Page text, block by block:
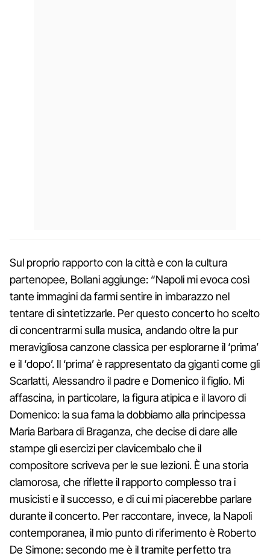
Sul proprio rapporto con la città e con la cultura
partenopee, Bollani aggiunge: “Napoli mi evoca così
tante immagini da farmi sentire in imbarazzo nel
tentare di sintetizzarle. Per questo concerto ho scelto
di concentrarmi sulla musica, andando oltre la pur
meravigliosa canzone classica per esplorarne il ‘prima’
e il ‘dopo’. Il ‘prima’ è rappresentato da giganti come gli
Scarlatti, Alessandro il padre e Domenico il figlio. Mi
affascina, in particolare, la figura atipica e il lavoro di
Domenico: la sua fama la dobbiamo alla principessa
Maria Barbara di Braganza, che decise di dare alle
stampe gli esercizi per clavicembalo che il
compositore scriveva per le sue lezioni. È una storia
clamorosa, che riflette il rapporto complesso tra i
musicisti e il successo, e di cui mi piacerebbe parlare
durante il concerto. Per raccontare, invece, la Napoli
contemporanea, il mio punto di riferimento è Roberto
De Simone: secondo me è il tramite perfetto tra